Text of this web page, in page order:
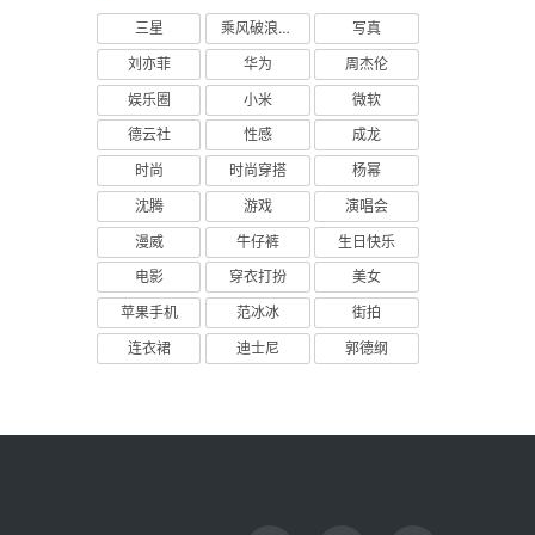
三星 乘风破浪的姐姐
写真
刘亦菲
华为
周杰伦
娱乐圈
小米
微软
德云社
性感
成龙
时尚
时尚穿搭
杨幂
沈腾
游戏
演唱会
漫威
牛仔裤
生日快乐
电影
穿衣打扮
美女
苹果手机
范冰冰
街拍
连衣裙
迪士尼 郭德纲